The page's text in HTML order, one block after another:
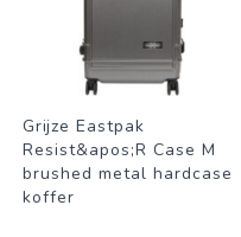
Grijze Eastpak
Resist&apos;R Case M
brushed metal hardcase
koffer